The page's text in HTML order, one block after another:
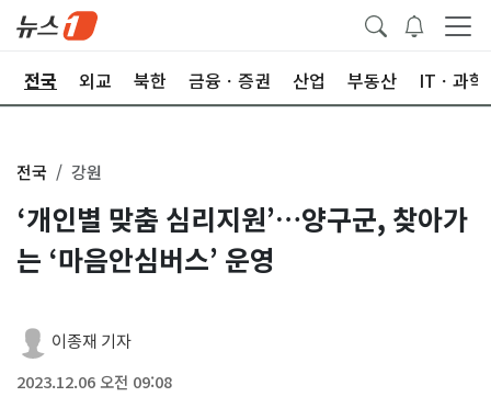
전국 외교 북한 금융ㆍ증권 산업 부동산 ITㆍ과학
전국 강원
‘개인별 맞춤 심리지원’…양구군, 찾아가
는 ‘마음안심버스’ 운영
이종재 기자
2023.12.06 오전 09:08